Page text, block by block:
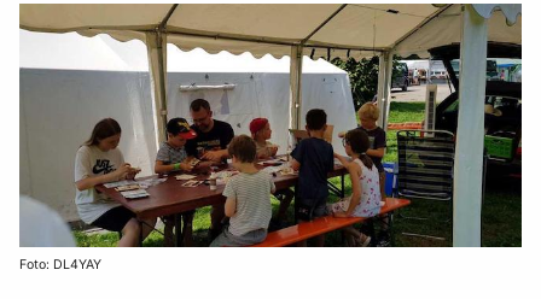
Foto: DL4YAY